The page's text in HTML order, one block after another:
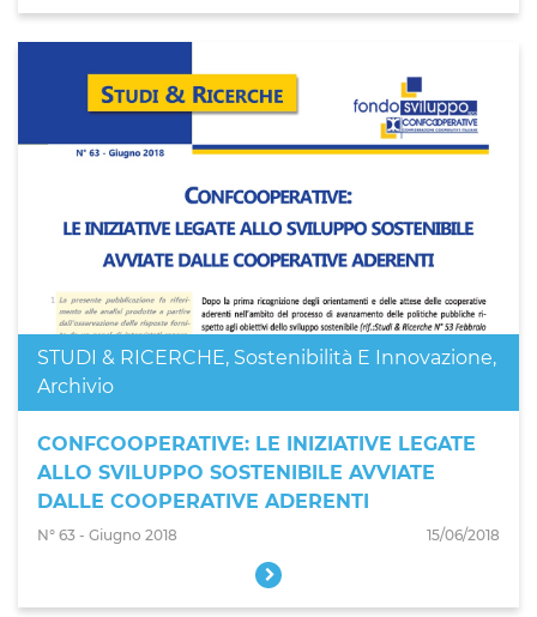
STUDI & RICERCHE, Sostenibilità E Innovazione,
Archivio
CONFCOOPERATIVE: LE INIZIATIVE LEGATE
ALLO SVILUPPO SOSTENIBILE AVVIATE
DALLE COOPERATIVE ADERENTI
N° 63 - Giugno 2018 15/06/2018